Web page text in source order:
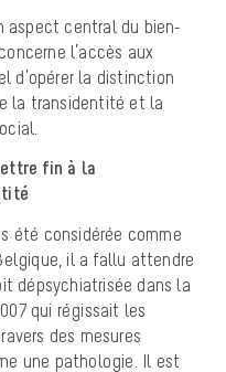
aspect central du bien-
l’accès aux
d’opérer la distinction
la transidentité et la
fin à la
été considérée comme
il a fallu attendre
dépsychiatrisée dans la
qui régissait les
des mesures
une pathologie. Il est